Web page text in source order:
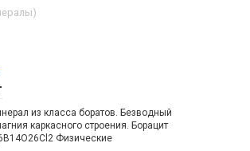
из класса боратов. Безводный
каркасного строения. Борацит
Физические